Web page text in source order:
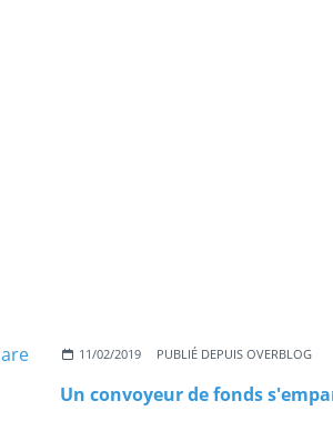
11/02/2019 PUBLIÉ DEPUIS OVERBLOG